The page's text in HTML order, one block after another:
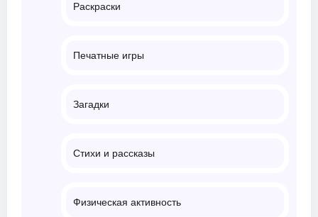
Раскраски
Печатные игры
Загадки
Стихи и рассказы
Физическая активность